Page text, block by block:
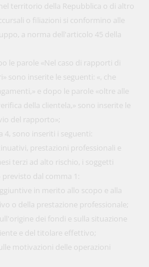
territorio della Repubblica o di altro
o filiazioni si conformino alle
a norma dell'articolo 45 della
le parole «Nel caso di rapporti di
sono inserite le seguenti: «, che
e dopo le parole «oltre alle
della clientela,» sono inserite le
del rapporto»;
4, sono inseriti i seguenti:
prestazioni professionali e
terzi ad alto rischio, i soggetti
dal comma 1:
in merito allo scopo e alla
o della prestazione professionale;
dei fondi e sulla situazione
e del titolare effettivo;
motivazioni delle operazioni